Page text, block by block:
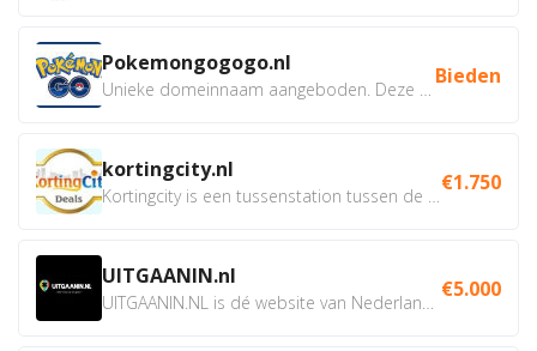
Pokemongogogo.nl Bieden
kortingcity.nl €1.750
UITGAANIN.nl €5.000